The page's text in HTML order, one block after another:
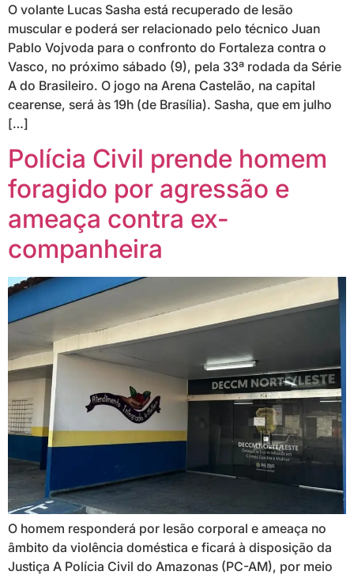
O volante Lucas Sasha está recuperado de lesão
muscular e poderá ser relacionado pelo técnico Juan
Pablo Vojvoda para o confronto do Fortaleza contra o
Vasco, no próximo sábado (9), pela 33ª rodada da Série
A do Brasileiro. O jogo na Arena Castelão, na capital
cearense, será às 19h (de Brasília). Sasha, que em julho
[…]
Polícia Civil prende homem
foragido por agressão e
ameaça contra ex-
companheira
O homem responderá por lesão corporal e ameaça no
âmbito da violência doméstica e ficará à disposição da
Justiça A Polícia Civil do Amazonas (PC-AM), por meio